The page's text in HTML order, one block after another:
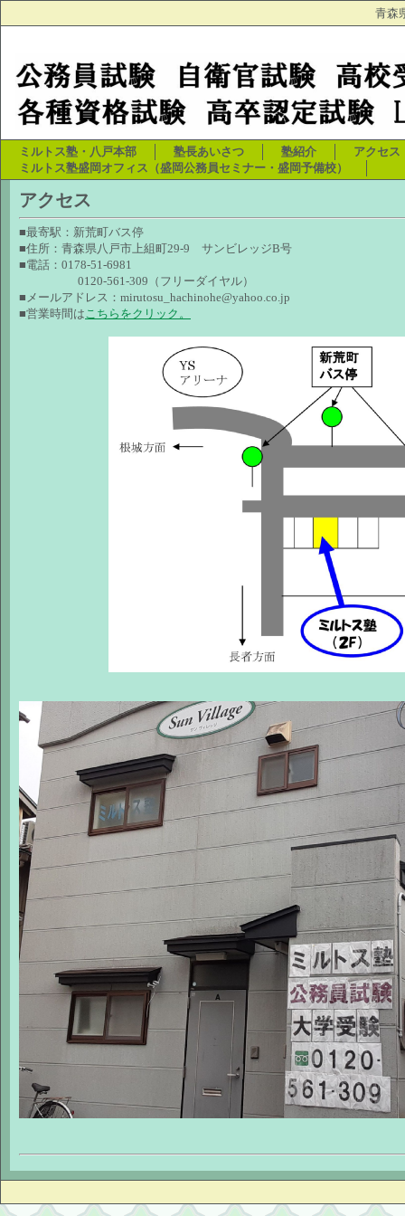
青森
ミルトス塾・八戸本部 塾長あいさつ 塾紹介
アクセス
ミルトス塾盛岡オフィス（盛岡公務員セミナー・盛岡予備校）
アクセス
■最寄駅：新荒町バス停
■住所：青森県八戸市上組町29-9 サンビレッジB号
■電話：0178-51-6981
0120-561-309（フリーダイヤル）
■メールアドレス：mirutosu_hachinohe@yahoo.co.jp
■営業時間はこちらをクリック。